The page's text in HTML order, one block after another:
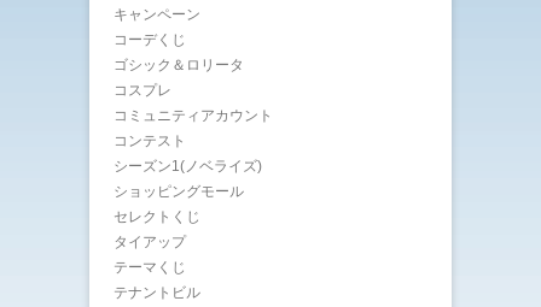
キャンペーン
コーデくじ
ゴシック＆ロリータ
コスプレ
コミュニティアカウント
コンテスト
シーズン1(ノベライズ)
ショッピングモール
セレクトくじ
タイアップ
テーマくじ
テナントビル